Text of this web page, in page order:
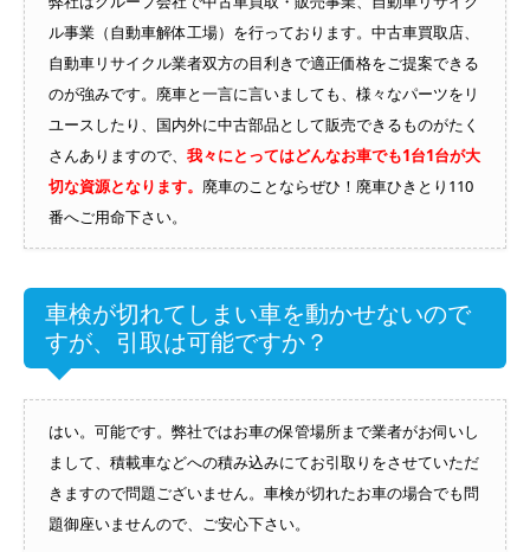
ル事業（自動車解体工場）を行っております。中古車買取店、
自動車リサイクル業者双方の目利きで適正価格をご提案できる
のが強みです。廃車と一言に言いましても、様々なパーツをリ
ユースしたり、国内外に中古部品として販売できるものがたく
さんありますので、 我々にとってはどんなお車でも1台1台が大
切な資源となります。 廃車のことならぜひ！廃車ひきとり110
番へご用命下さい。
車検が切れてしまい車を動かせないので
すが、引取は可能ですか？
はい。可能です。弊社ではお車の保管場所まで業者がお伺いし
まして、積載車などへの積み込みにてお引取りをさせていただ
きますので問題ございません。車検が切れたお車の場合でも問
題御座いませんので、ご安心下さい。